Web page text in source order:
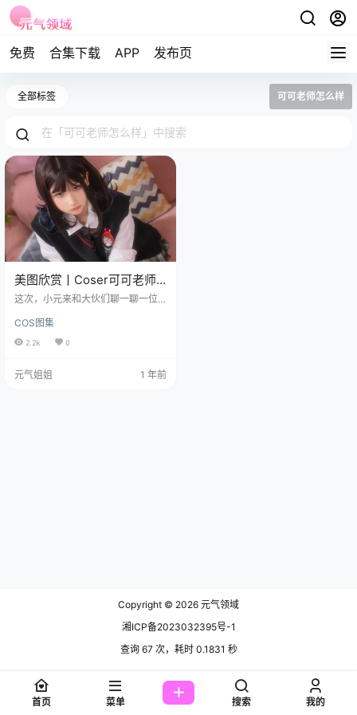
免费 合集下载 APP 发布页
全部标签 可可老师怎么样
美图欣赏丨Coser可可老师-
放课后JK[30P-203.7M]
这次，小元来和大伙们聊一聊一位
外貌和精湛的cosplay 技艺，成功地
把广大粉丝的心牢牢抓住。 免费套
博上，有着整整六万粉丝呢，这人
COS图集
2.2k 0
元气姐姐 1 年前
Copyright © 2026 元气领域
湘ICP备2023032395号-1
查询 67 次，耗时 0.1831 秒
首页 菜单 搜索 我的